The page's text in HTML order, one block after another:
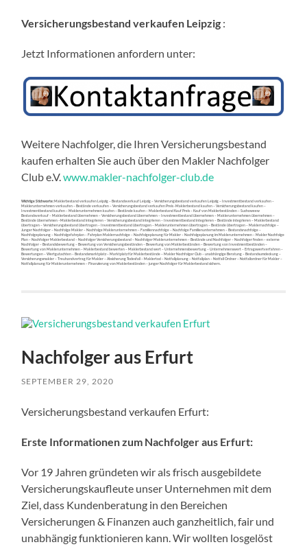
Versicherungsbestand verkaufen Leipzig :
Jetzt Informationen anfordern unter:
Weitere Nachfolger, die Ihren Versicherungsbestand
kaufen erhalten Sie auch über den Makler Nachfolger
Club e.V.www.makler-nachfolger-club.de
Wichtige Stichworte:Maklerbestand verkaufen Leipzig – Bestandsverkauf Leipzig – Versicherungsbestand verkaufen Leipzig – Investmentbestand verkaufen –
Maklerunternehmen verkaufen – Bestände verkaufen – Versicherungsbestand verkaufen Preis -Maklerbestand kaufen – Versicherungsbestand kaufen –
Investmentbestand kaufen – Maklerunternehmen kaufen – Bestände kaufen – Maklerbestand Kauf Preis – Kauf von Maklerbeständen – Suchoweew
Bestandsverkauf – Maklerbestand übernehmen – Versicherungsbestand übernehmen – Investmentbestand übernehmen – Maklerunternehmen übernehmen –
Bestände übernehmen –Maklerbestand integrieren – Versicherungsbestand integrieren – Investmentbestand integrieren – Bestände integrieren – Maklerbestand
übertragen – Versicherungsbestand übertragen – Investmentbestand übertragen – Maklerunternehmen übertragen – Bestände übertragen – Maklernachfolge –
Junger Nachfolger – Nachfolge Makler – Nachfolge Maklerunternehmen – Familiennachfolge – Nachfolge Familienunternehmen – Bestandsnachfolge –
Nachfolgeplanung – Nachfolgefahrplan – Fahrplan Maklernachfolge – Nachfolgeplanung für Makler – Nachfolgeplanung im Maklerunternehmen – Makler Nachfolge
Plan – Nachfolger Maklerbestand – Nachfolger Versicherungsbestand – Nachfolger Maklerunternehmen – Bestände und Nachfolger – Nachfolger finden – externe
Nachfolger – Bestandsbewertung – Bewertung von Versicherungsbeständen – Bewertung von Maklerbeständen – Bewertung von Investmentbeständen –
Bewertung von Maklerunternehmen – Maklerbestand bewerten – Maklerbestand wert – Unternehmensbewertung – Unternehmenswert – Ertragswertverfahren –
Bewertungen – Wertgutachten – Bestandsmarktplatz – Marktplatz für Maklerbestände – Makler Nachfolger Club – unabhängige Beratung – Bestandsumdeckung –
Versicherungsmakler – Treuhandvertrag für Makler – Absicherung Todesfall – Maklertod – Notfallplanung – Notfallplan – Notfall Ordner – Notfallordner für Makler –
Notfallplanung für Maklerunternehmen – Finanzierung von Maklerbeständen – junger Nachfolger für Maklerbestand sichern.
Nachfolger aus Erfurt
SEPTEMBER 29, 2020
Versicherungsbestand verkaufen Erfurt:
Erste Informationen zum Nachfolger aus Erfurt:
Vor 19 Jahren gründeten wir als frisch ausgebildete
Versicherungskaufleute unser Unternehmen mit dem
Ziel, dass Kundenberatung in den Bereichen
Versicherungen & Finanzen auch ganzheitlich, fair und
unabhängig funktionieren kann. Wir wollten losgelöst